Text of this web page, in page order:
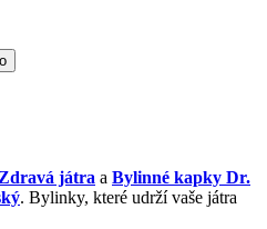
játra a Bylinné kapky Dr.
. Bylinky, které udrží vaše játra